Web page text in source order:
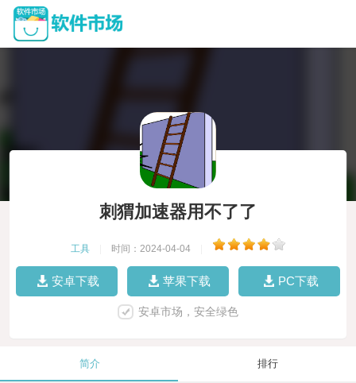
刺猬加速器用不了了
工具 时间：2024-04-04
安卓下载 苹果下载 PC下载
安卓市场，安全绿色
简介 排行